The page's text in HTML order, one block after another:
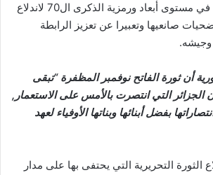
الاستعراض العسكري في مستوى أبعاد ورمزية الذكرى ال70 لاندلاع
صانعيها وتعبيرا عن تعزيز الرابطة
أن ثورة الفاتح نوفمبر المظفرة “تبقى
الجزائر التي انتصرت بالأمس على الاستعمار,
بفضل أبنائها وبناتها الأوفياء لعهد
الثورة التحريرية التي يحتفى بها على مدار